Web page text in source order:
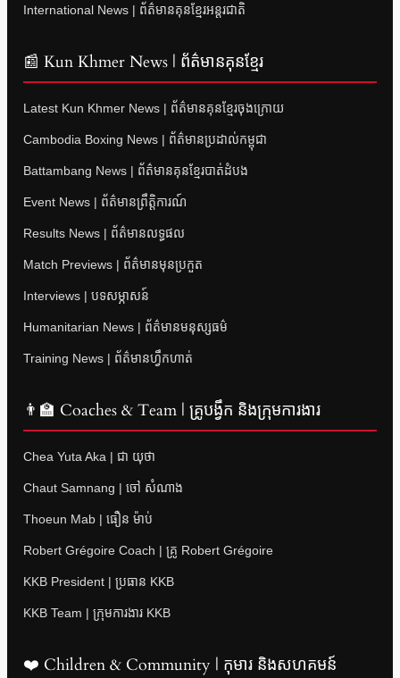
International News | ព័ត៌មានគុនខ្មែរអន្តរជាតិ
📰 Kun Khmer News | ព័ត៌មានគុនខ្មែរ
Latest Kun Khmer News | ព័ត៌មានគុនខ្មែរចុងក្រោយ
Cambodia Boxing News | ព័ត៌មានប្រដាល់កម្ពុជា
Battambang News | ព័ត៌មានគុនខ្មែរបាត់ដំបង
Event News | ព័ត៌មានព្រឹត្តិការណ៍
Results News | ព័ត៌មានលទ្ធផល
Match Previews | ព័ត៌មានមុនប្រកួត
Interviews | បទសម្ភាសន៍
Humanitarian News | ព័ត៌មានមនុស្សធម៌
Training News | ព័ត៌មានហ្វឹកហាត់
👨‍🏫 Coaches & Team | គ្រូបង្វឹក និងក្រុមការងារ
Chea Yuta Aka | ជា យុថា
Chaut Samnang | ចៅ សំណាង
Thoeun Mab | ធឿន ម៉ាប់
Robert Grégoire Coach | គ្រូ Robert Grégoire
KKB President | ប្រធាន KKB
KKB Team | ក្រុមការងារ KKB
❤️ Children & Community | កុមារ និងសហគមន៍